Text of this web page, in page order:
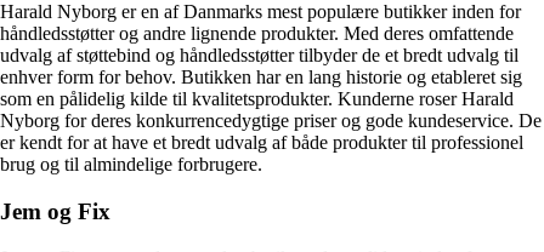
Harald Nyborg er en af Danmarks mest populære butikker inden for
håndledsstøtter og andre lignende produkter. Med deres omfattende
udvalg af støttebind og håndledsstøtter tilbyder de et bredt udvalg til
enhver form for behov. Butikken har en lang historie og etableret sig
som en pålidelig kilde til kvalitetsprodukter. Kunderne roser Harald
Nyborg for deres konkurrencedygtige priser og gode kundeservice. De
er kendt for at have et bredt udvalg af både produkter til professionel
brug og til almindelige forbrugere.
Jem og Fix